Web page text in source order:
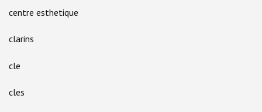
centre esthetique
clarins
cle
cles